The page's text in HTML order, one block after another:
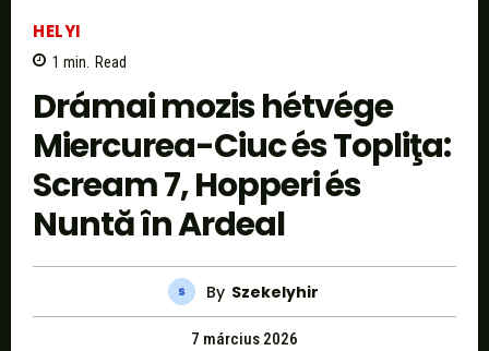
HELYI
1 min. Read
Drámai mozis hétvége
Miercurea-Ciuc és Topliţa:
Scream 7, Hopperi és
Nuntă în Ardeal
By Szekelyhir
7 március 2026